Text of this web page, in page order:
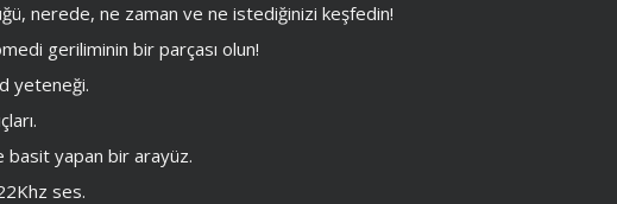
nerede, ne zaman ve ne istediğinizi keşfedin!
geriliminin bir parçası olun!
yeteneği.
basit yapan bir arayüz.
ses.